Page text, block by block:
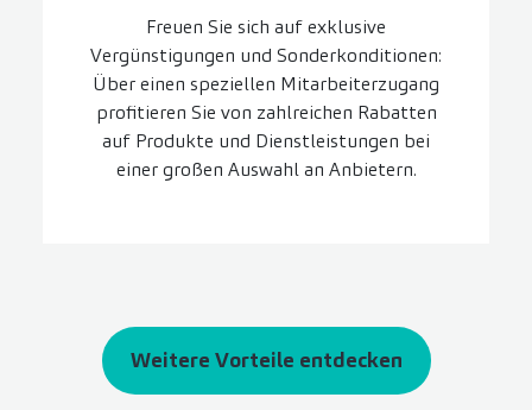
Freuen Sie sich auf exklusive
Vergünstigungen und Sonderkonditionen:
Über einen speziellen Mitarbeiterzugang
profitieren Sie von zahlreichen Rabatten
auf Produkte und Dienstleistungen bei
einer großen Auswahl an Anbietern.
Weitere Vorteile entdecken